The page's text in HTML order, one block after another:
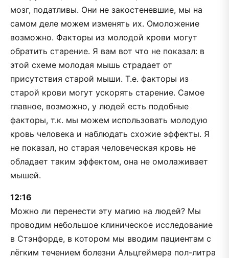
мозг, податливы. Они не закостеневшие, мы на
самом деле можем изменять их. Омоложение
возможно. Факторы из молодой крови могут
обратить старение. Я вам вот что не показал: в
этой схеме молодая мышь страдает от
присутствия старой мыши. Т.е. факторы из
старой крови могут ускорять старение. Самое
главное, возможно, у людей есть подобные
факторы, т.к. мы можем использовать молодую
кровь человека и наблюдать схожие эффекты. Я
не показал, но старая человеческая кровь не
обладает таким эффектом, она не омолаживает
мышей.
12:16
Можно ли перенести эту магию на людей? Мы
проводим небольшое клиническое исследование
в Стэнфорде, в котором мы вводим пациентам с
лёгким течением болезни Альцгеймера пол-литра